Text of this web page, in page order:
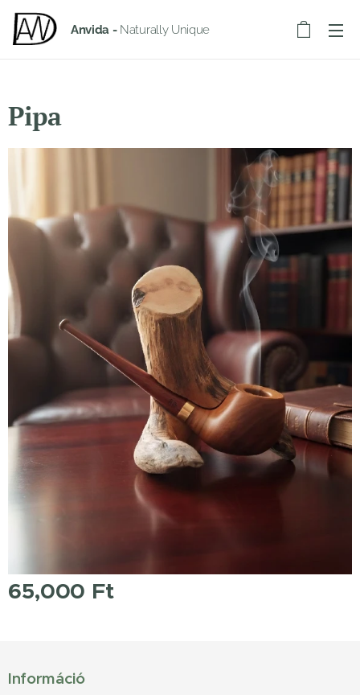
Anvida - Naturally Unique
Pipa
65,000 Ft
Információ